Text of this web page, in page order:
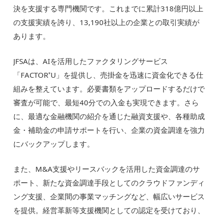
決を支援する専門機関です。これまでに累計318億円以上
の支援実績を誇り、13,190社以上の企業との取引実績が
あります。
JFSAは、AIを活用したファクタリングサービス
「FACTOR⁺U」を提供し、売掛金を迅速に資金化できる仕
組みを整えています。必要書類をアップロードするだけで
審査が可能で、最短40分での入金も実現できます。さら
に、最適な金融機関の紹介を通じた融資支援や、各種助成
金・補助金の申請サポートを行い、企業の資金調達を強力
にバックアップします。
また、M&A支援やリースバックを活用した資金調達のサ
ポート、新たな資金調達手段としてのクラウドファンディ
ング支援、企業間の事業マッチングなど、幅広いサービス
を提供。経営革新等支援機関としての認定を受けており、